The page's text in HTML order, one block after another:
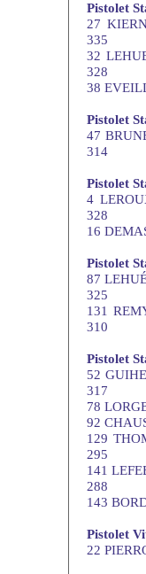
Pistolet
27
335
32
328
38
Pistolet
47
314
Pistolet
4
328
16
Pistolet
87
325
131
310
Pistolet
52
317
78
92
129
295
141
288
143
Pistolet
22